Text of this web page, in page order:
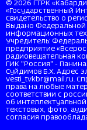
© 2026 ГТРК
«Государственный
Свидетельство о
Выдано Федеральной
информационных
Учредитель:
предприятие
радиовещательная
ГИК "Россия" -
Суйдимов Б.Х. Адрес
vesti_tvkbr@mail.ru.
права на любые
соответствии с
об
текстовых, фото,
согласия